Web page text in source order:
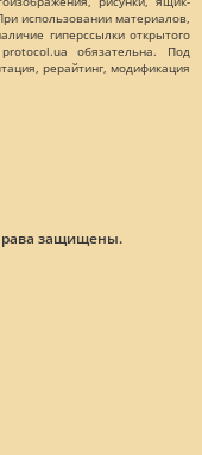
использовании материалов,
гиперссылки открытого
обязательна. Под
рерайтинг, модификация
защищены.